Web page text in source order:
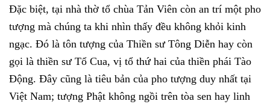
Đặc biệt, tại nhà thờ tổ chùa Tản Viên còn an trí một pho
tượng mà chúng ta khi nhìn thấy đều không khỏi kinh
ngạc. Đó là tôn tượng của Thiền sư Tông Diễn hay còn
gọi là thiền sư Tổ Cua, vị tổ thứ hai của thiền phái Tào
Động. Đây cũng là tiêu bản của pho tượng duy nhất tại
Việt Nam; tượng Phật không ngồi trên tòa sen hay linh